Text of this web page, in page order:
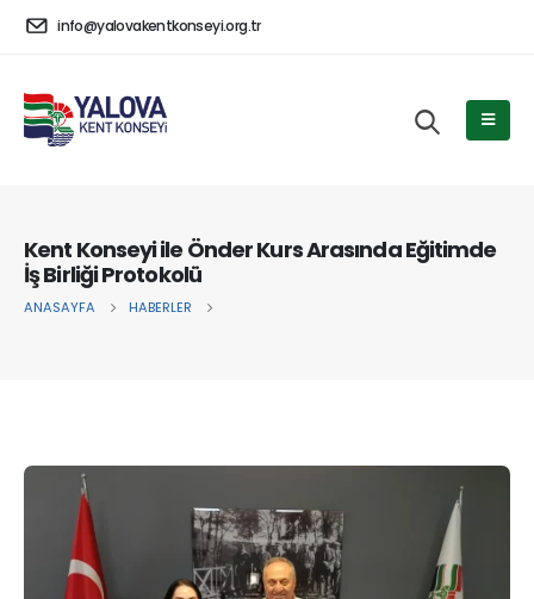
info@yalovakentkonseyi.org.tr
Kent Konseyi ile Önder Kurs Arasında Eğitimde
İş Birliği Protokolü
ANASAYFA HABERLER